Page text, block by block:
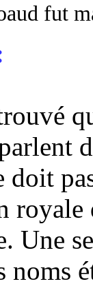
fut
doit
Une
noms